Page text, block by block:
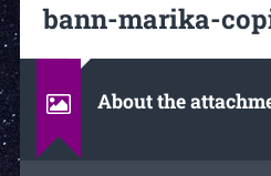
bann-marika-
About the